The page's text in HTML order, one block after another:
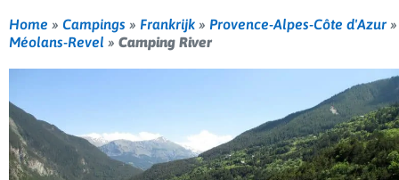
Home » Campings » Frankrijk » Provence-Alpes-Côte d'Azur »
Méolans-Revel » Camping River